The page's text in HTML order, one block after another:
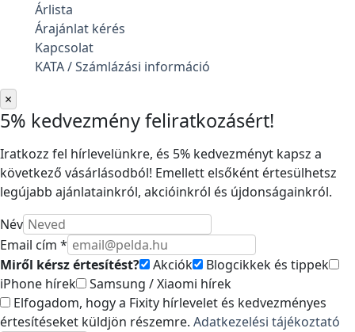
Árlista
Árajánlat kérés
Kapcsolat
KATA / Számlázási információ
×
5% kedvezmény feliratkozásért!
Iratkozz fel hírlevelünkre, és 5% kedvezményt kapsz a
következő vásárlásodból! Emellett elsőként értesülhetsz
legújabb ajánlatainkról, akcióinkról és újdonságainkról.
Név
Email cím *
Miről kérsz értesítést?
Akciók
Blogcikkek és tippek
iPhone hírek
Samsung / Xiaomi hírek
Elfogadom, hogy a Fixity hírlevelet és kedvezményes
értesítéseket küldjön részemre. Adatkezelési tájékoztató